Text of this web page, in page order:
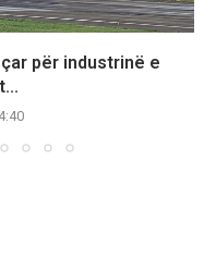
për industrinë e